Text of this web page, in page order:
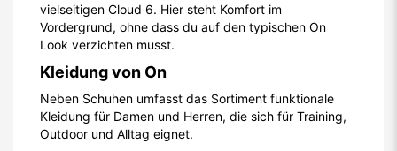
vielseitigen Cloud 6. Hier steht Komfort im
Vordergrund, ohne dass du auf den typischen On
Look verzichten musst.
Kleidung von On
Neben Schuhen umfasst das Sortiment funktionale
Kleidung für Damen und Herren, die sich für Training,
Outdoor und Alltag eignet.